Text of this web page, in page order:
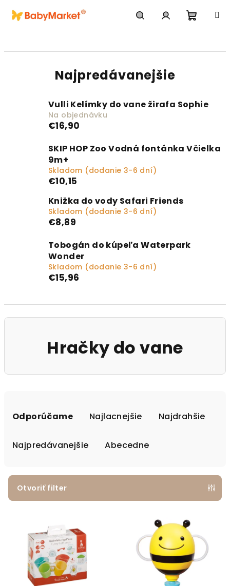
Najpredávanejšie
Vulli Kelímky do vane žirafa Sophie
Na objednávku
€16,90
SKIP HOP Zoo Vodná fontánka Včielka
9m+
Skladom (dodanie 3-6 dní)
€10,15
Knižka do vody Safari Friends
Skladom (dodanie 3-6 dní)
€8,89
Tobogán do kúpeľa Waterpark
Wonder
Skladom (dodanie 3-6 dní)
€15,96
Hračky do vane
Odporúčame Najlacnejšie Najdrahšie
Najpredávanejšie Abecedne
Otvoriť filter